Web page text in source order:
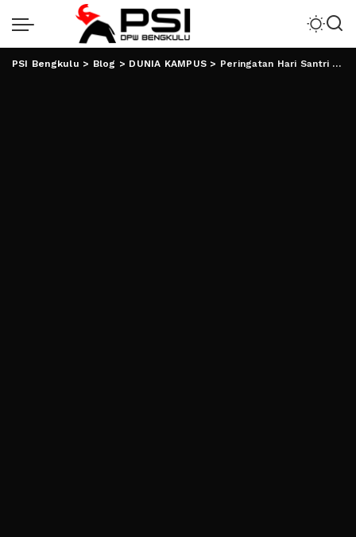
PSI Bengkulu > Blog > DUNIA KAMPUS > Peringatan Hari Santri Nasional 2023: “Jihad Santri Jayakan Negeri”